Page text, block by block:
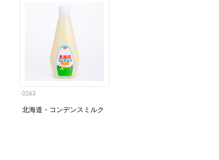
0263
北海道・コンデンスミルク